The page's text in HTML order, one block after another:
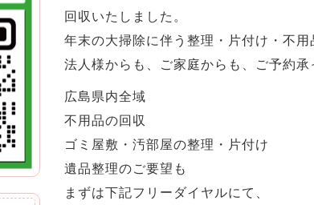
回収いたしました。
年末の大掃除に伴う整理・片付け・不用
法人様からも、ご家庭からも、ご予約承
広島県内全域
不用品の回収
ゴミ屋敷・汚部屋の整理・片付け
遺品整理のご要望も
まずは下記フリーダイヤルにて、